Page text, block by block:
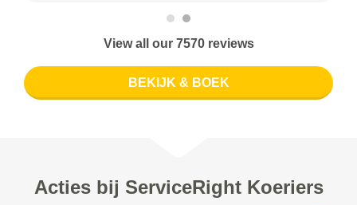
View all our 7570 reviews
BEKIJK & BOEK
Acties bij ServiceRight Koeriers